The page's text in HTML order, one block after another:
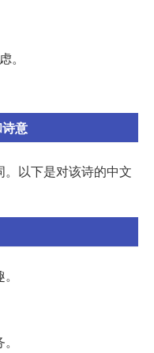
。
意
。以下是对该诗的中文